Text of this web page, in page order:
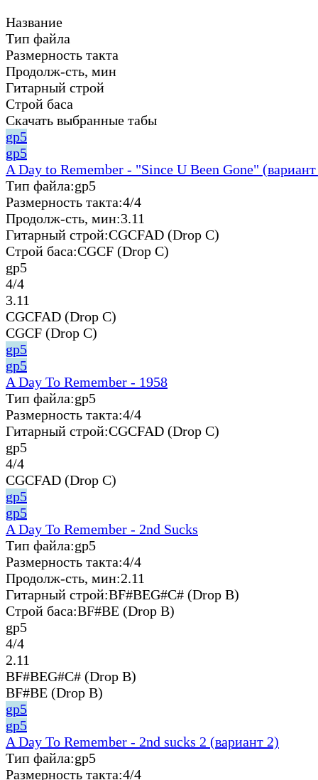
Название
Тип файла
Размерность такта
Продолж-сть, мин
Гитарный строй
Строй баса
Скачать выбранные табы
gp5
gp5
A Day to Remember - "Since U Been Gone"
Тип файла:gp5
Размерность такта:4/4
Продолж-сть, мин:3.11
Гитарный строй:CGCFAD (Drop C)
Строй баса:CGCF (Drop C)
gp5
4/4
3.11
CGCFAD (Drop C)
CGCF (Drop C)
gp5
gp5
A Day To Remember - 1958
Тип файла:gp5
Размерность такта:4/4
Гитарный строй:CGCFAD (Drop C)
gp5
4/4
CGCFAD (Drop C)
gp5
gp5
A Day To Remember - 2nd Sucks
Тип файла:gp5
Размерность такта:4/4
Продолж-сть, мин:2.11
Гитарный строй:BF#BEG#C# (Drop B)
Строй баса:BF#BE (Drop B)
gp5
4/4
2.11
BF#BEG#C# (Drop B)
BF#BE (Drop B)
gp5
gp5
A Day To Remember - 2nd sucks 2 (вариант 2)
Тип файла:gp5
Размерность такта:4/4